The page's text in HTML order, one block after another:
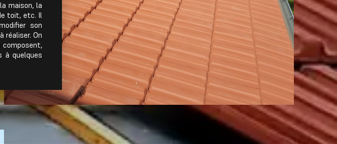
maison, la
toit, etc. Il
son
réaliser. On
à quelques